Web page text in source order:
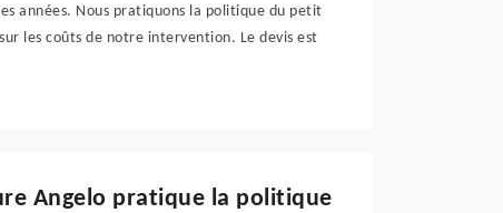
années. Nous pratiquons la politique du petit
les coûts de notre intervention. Le devis est
Angelo pratique la politique